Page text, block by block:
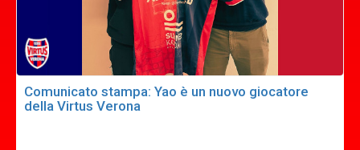
Comunicato stampa: Yao è un nuovo giocatore
della Virtus Verona